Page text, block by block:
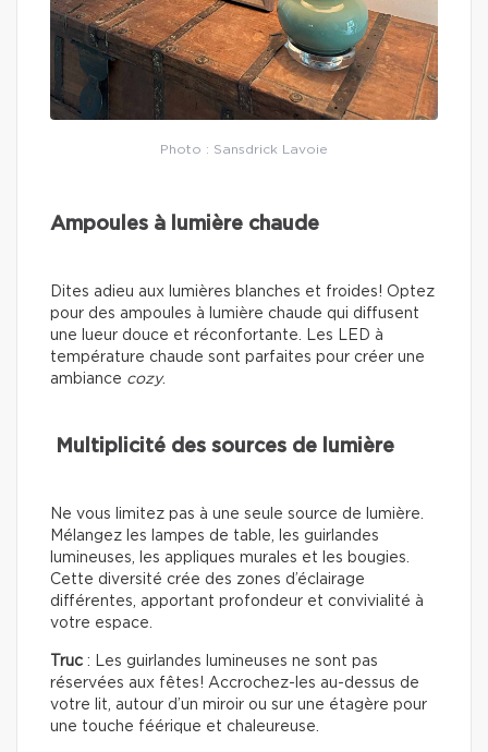
Photo : Sansdrick Lavoie
Ampoules à lumière chaude
Dites adieu aux lumières blanches et froides! Optez
pour des ampoules à lumière chaude qui diffusent
une lueur douce et réconfortante. Les LED à
température chaude sont parfaites pour créer une
ambiance cozy.
Multiplicité des sources de lumière
Ne vous limitez pas à une seule source de lumière.
Mélangez les lampes de table, les guirlandes
lumineuses, les appliques murales et les bougies.
Cette diversité crée des zones d’éclairage
différentes, apportant profondeur et convivialité à
votre espace.
Truc : Les guirlandes lumineuses ne sont pas
réservées aux fêtes! Accrochez-les au-dessus de
votre lit, autour d’un miroir ou sur une étagère pour
une touche féérique et chaleureuse.